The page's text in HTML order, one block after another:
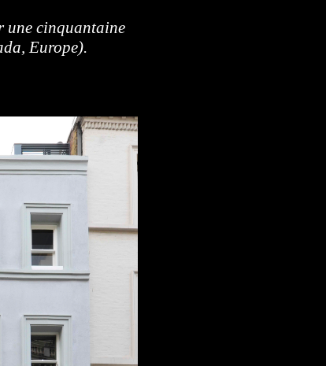
une cinquantaine
Europe).